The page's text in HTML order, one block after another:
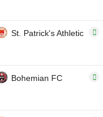
St. Patrick's Athletic
Bohemian FC